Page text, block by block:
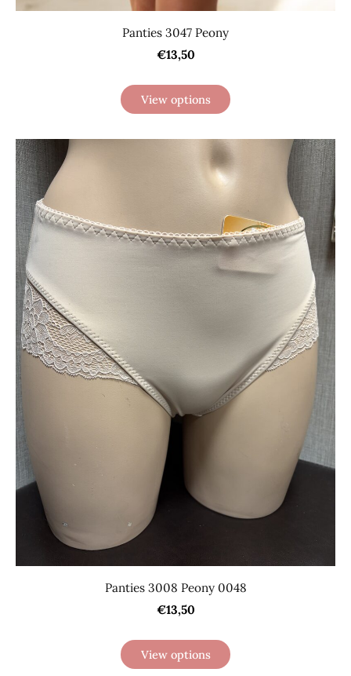
Panties 3047 Peony
€13,50
View options
Panties 3008 Peony 0048
€13,50
View options